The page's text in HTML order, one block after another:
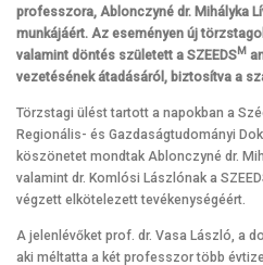
professzora, Ablonczyné dr. Mihályka
munkájáért. Az eseményen új
valamint döntés született a SZEEDSM
vezetésének átadásáról, biztosítva a
Törzstagi ülést tartott a napokban a
Regionális- és Gazdaságtudományi
köszönetet mondtak Ablonczyné dr.
valamint dr. Komlósi Lászlónak a
végzett elkötelezett tevékenységéért.
A jelenlévőket prof. dr. Vasa László, a
aki méltatta a két professzor több